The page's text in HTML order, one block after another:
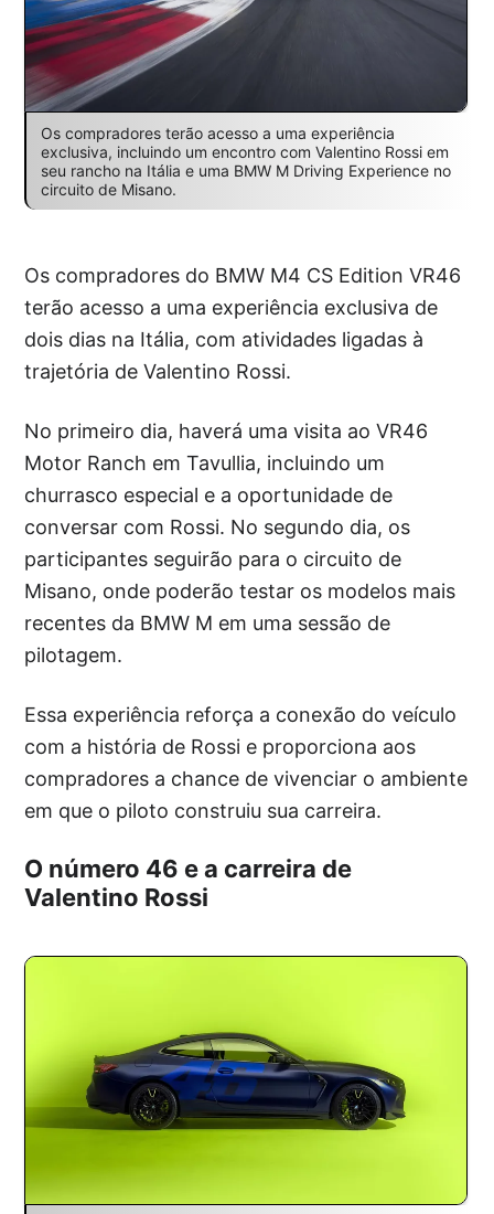
Os compradores terão acesso a uma experiência
exclusiva, incluindo um encontro com Valentino Rossi em
seu rancho na Itália e uma BMW M Driving Experience no
circuito de Misano.
Os compradores do BMW M4 CS Edition VR46
terão acesso a uma experiência exclusiva de
dois dias na Itália, com atividades ligadas à
trajetória de Valentino Rossi.
No primeiro dia, haverá uma visita ao VR46
Motor Ranch em Tavullia, incluindo um
churrasco especial e a oportunidade de
conversar com Rossi. No segundo dia, os
participantes seguirão para o circuito de
Misano, onde poderão testar os modelos mais
recentes da BMW M em uma sessão de
pilotagem.
Essa experiência reforça a conexão do veículo
com a história de Rossi e proporciona aos
compradores a chance de vivenciar o ambiente
em que o piloto construiu sua carreira.
O número 46 e a carreira de
Valentino Rossi